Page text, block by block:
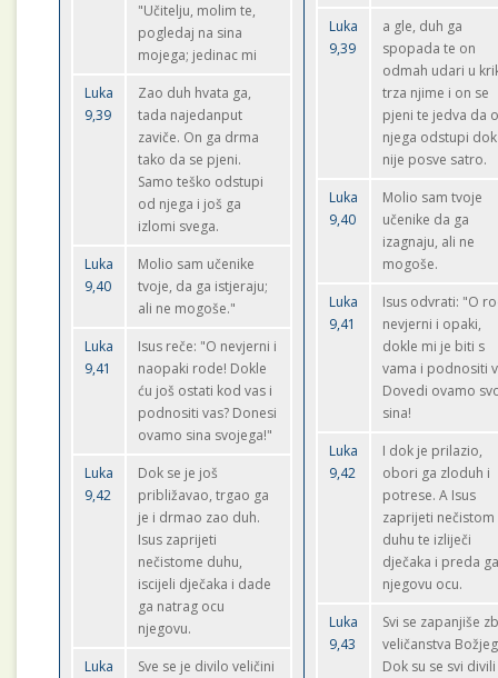
"Učitelju, molim te,
pogledaj na sina
mojega; jedinac mi
Luka
9,39
Zao duh hvata ga,
tada najedanput
zaviče. On ga drma
tako da se pjeni.
Samo teško odstupi
od njega i još ga
izlomi svega.
Luka
9,40
Molio sam učenike
tvoje, da ga istjeraju;
ali ne mogoše."
Luka
9,41
Isus reče: "O nevjerni i
naopaki rode! Dokle
ću još ostati kod vas i
podnositi vas? Donesi
ovamo sina svojega!"
Luka
9,42
Dok se je još
približavao, trgao ga
je i drmao zao duh.
Isus zaprijeti
nečistome duhu,
iscijeli dječaka i dade
ga natrag ocu
njegovu.
Luka
Sve se je divilo veličini
Luka
9,39
a gle, duh ga
spopada te on
odmah udari u
trza njime i on se
pjeni te jedva da
njega odstupi
nije posve satro.
Luka
9,40
Molio sam tvoje
učenike da ga
izagnaju, ali ne
mogoše.
Luka
9,41
Isus odvrati: "O
nevjerni i opaki,
dokle mi je biti s
vama i podnositi
Dovedi ovamo
sina!
Luka
9,42
I dok je prilazio,
obori ga zloduh i
potrese. A Isus
zaprijeti nečistom
duhu te izliječi
dječaka i preda
njegovu ocu.
Luka
9,43
Svi se zapanjiše
veličanstva
Dok su se svi divili